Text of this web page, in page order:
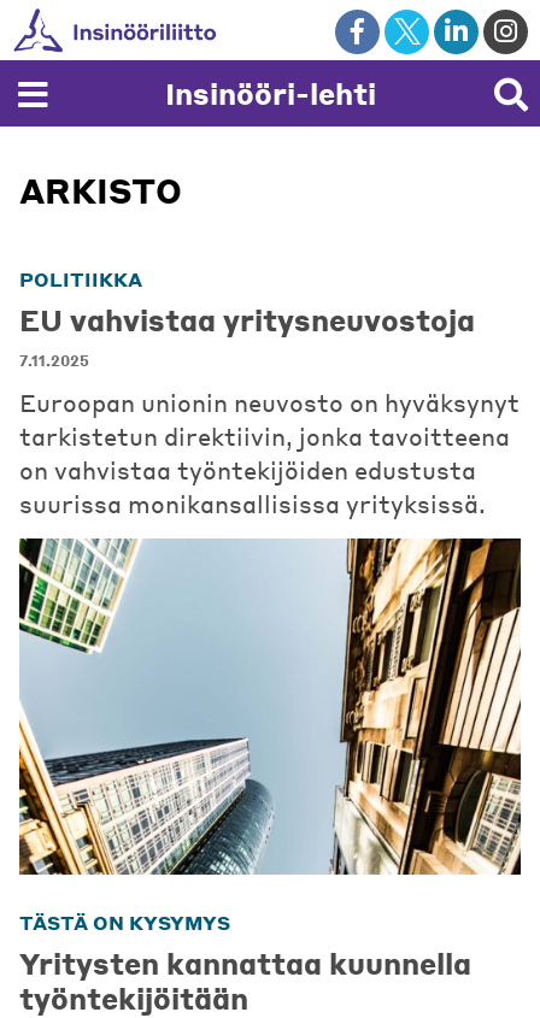
Skip
to
content
Insinööri-lehti
ARKISTO
POLITIIKKA
EU vahvistaa yritysneuvostoja
7.11.2025
Euroopan unionin neuvosto on hyväksynyt
tarkistetun direktiivin, jonka tavoitteena
on vahvistaa työntekijöiden edustusta
suurissa monikansallisissa yrityksissä.
TÄSTÄ ON KYSYMYS
Yritysten kannattaa kuunnella
työntekijöitään